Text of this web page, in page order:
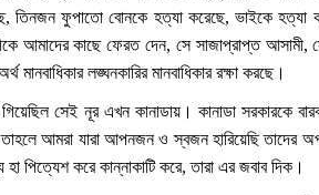
ফুপাতো বোনকে হত্যা করেছে, ভাইকে হত্যা
আমাদের কাছে ফেরত দেন, সে সাজাপ্রাপ্ত আসামী,
মানবাধিকার লঙ্ঘনকারির মানবাধিকার রক্ষা করছে।
সেই নূর এখন কানাডায়। কানাডা সরকারকে
আমরা যারা আপনজন ও স্বজন হারিয়েছি তাদের
পিত্যেশ করে কান্নাকাটি করে, তারা এর জবাব দিক।